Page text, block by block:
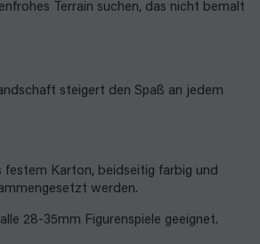
Terrain suchen, das nicht bemalt
steigert den Spaß an jedem
festem Karton, beidseitig farbig und
werden.
28-35mm Figurenspiele geeignet.